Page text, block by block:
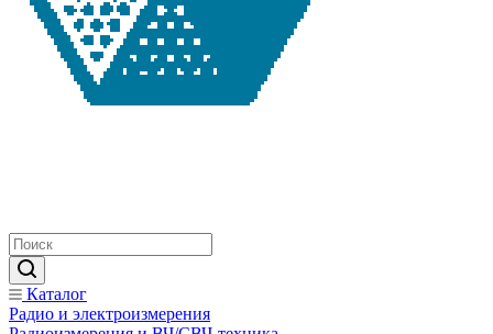
Каталог
Радио и электроизмерения